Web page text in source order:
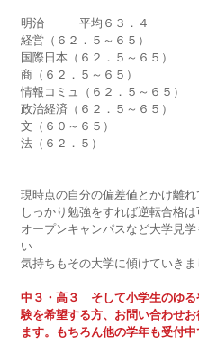
明治　　　平均６３．４
経営（６２．５～６５）
国際日本（６２．５～６５）
商（６２．５～６５）
情報コミュ（６２．５～６５）
政治経済（６２．５～６５）
文（６０～６５）
法（６２．５）
現時点の自分の偏差値とかけ離れ
しっかり勉強をすれば逆転合格は
オープンキャンパスなど大学見
い
気持ちもその大学に傾けていきま
中３・高３　そして小学生のゆ
験を希望する方、お問い合わせ
ます。もちろん他の学年も受付中